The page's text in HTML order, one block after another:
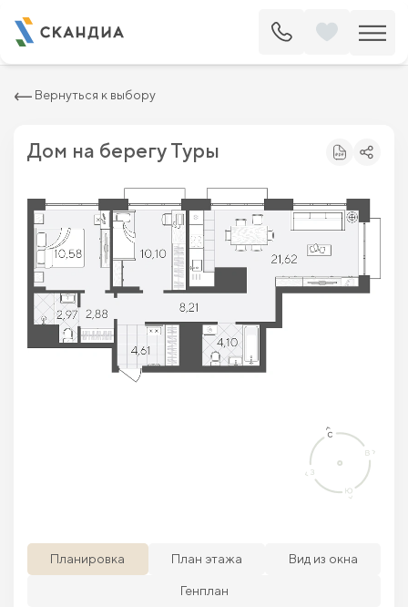
Вернуться к выбору
Дом на берегу Туры
Планировка План этажа Вид из окна
Генплан
Квартира c тремя спальнями 65.07 м
8 580 000 ₽9 750 000 ₽